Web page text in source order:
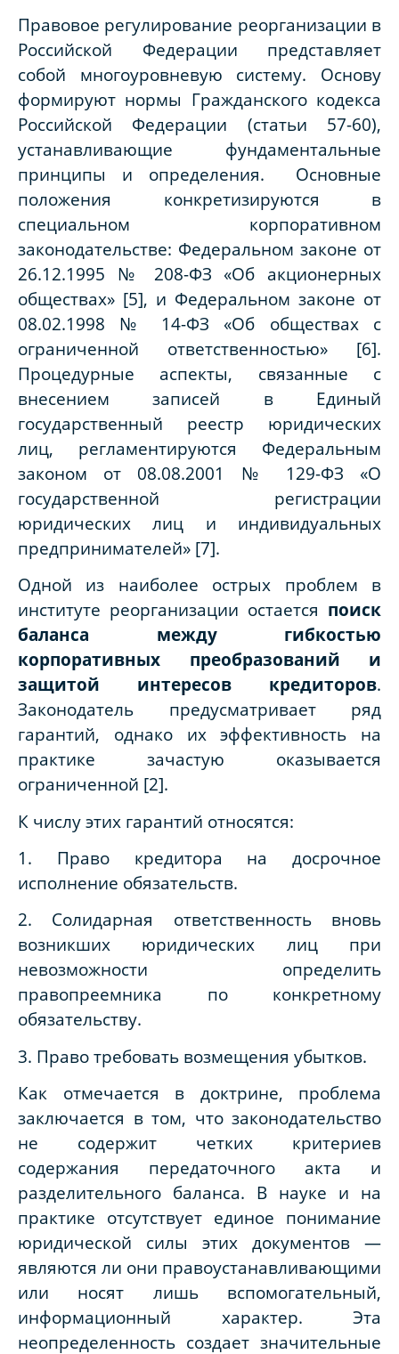
Правовое регулирование реорганизации в
Российской Федерации представляет
собой многоуровневую систему. Основу
формируют нормы Гражданского кодекса
Российской Федерации (статьи 57-60),
устанавливающие фундаментальные
принципы и определения. Основные
положения конкретизируются в
специальном корпоративном
законодательстве: Федеральном законе от
26.12.1995 № 208-ФЗ «Об акционерных
обществах» [5], и Федеральном законе от
08.02.1998 № 14-ФЗ «Об обществах с
ограниченной ответственностью» [6].
Процедурные аспекты, связанные с
внесением записей в Единый
государственный реестр юридических
лиц, регламентируются Федеральным
законом от 08.08.2001 № 129-ФЗ «О
государственной регистрации
юридических лиц и индивидуальных
предпринимателей» [7].
Одной из наиболее острых проблем в
институте реорганизации остается поиск
баланса между гибкостью
корпоративных преобразований и
защитой интересов кредиторов.
Законодатель предусматривает ряд
гарантий, однако их эффективность на
практике зачастую оказывается
ограниченной [2].
К числу этих гарантий относятся:
1. Право кредитора на досрочное
исполнение обязательств.
2. Солидарная ответственность вновь
возникших юридических лиц при
невозможности определить
правопреемника по конкретному
обязательству.
3. Право требовать возмещения убытков.
Как отмечается в доктрине, проблема
заключается в том, что законодательство
не содержит четких критериев
содержания передаточного акта и
разделительного баланса. В науке и на
практике отсутствует единое понимание
юридической силы этих документов —
являются ли они правоустанавливающими
или носят лишь вспомогательный,
информационный характер. Эта
неопределенность создает значительные